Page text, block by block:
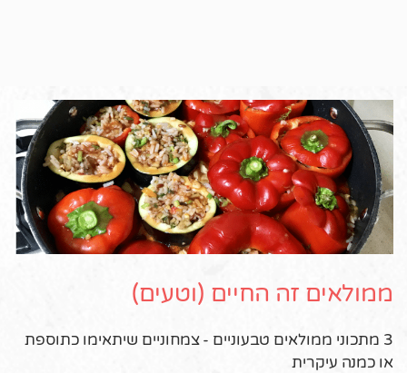
ממולאים זה החיים (וטעים)
3 מתכוני ממולאים טבעוניים - צמחוניים שיתאימו כתוספת
או כמנה עיקרית